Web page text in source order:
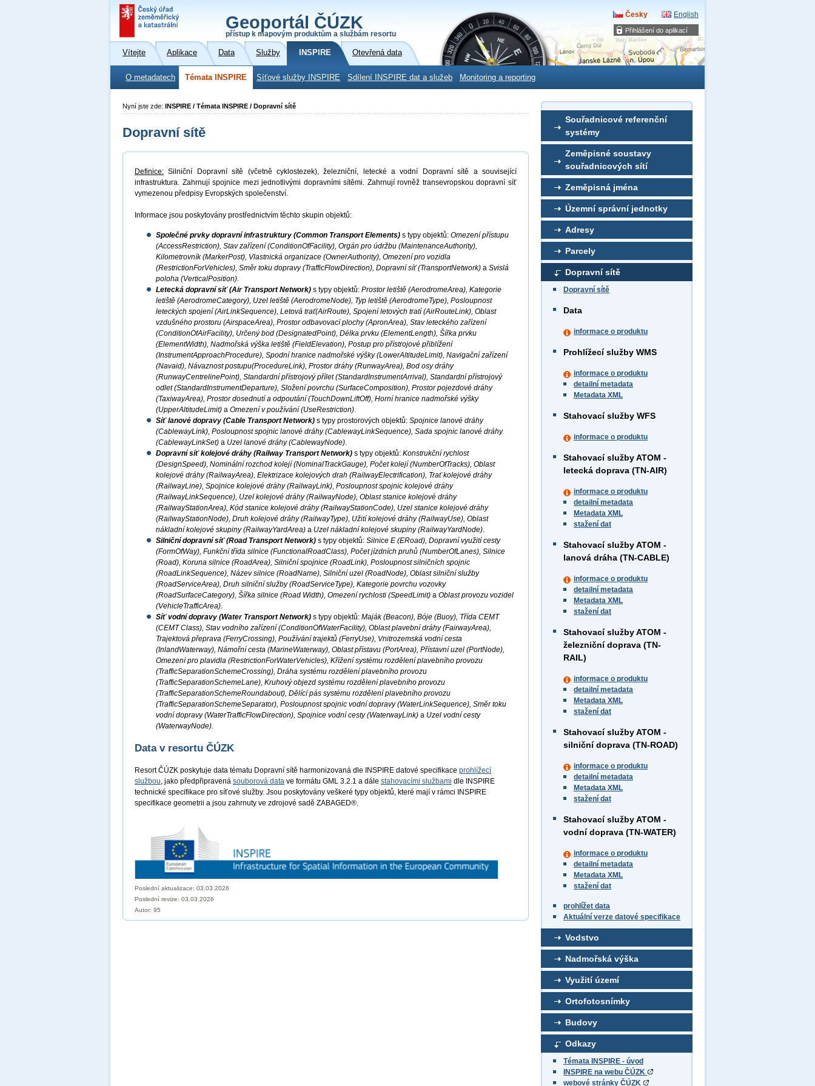
Přihlášení do aplikací
Geoportál ČÚZK
přístup k mapovým produktům a službám resortu
Česky English
Vítejte Aplikace Data Služby INSPIRE Otevřená data
O metadatech Témata INSPIRE Síťové služby INSPIRE Sdílení INSPIRE dat a služeb Monitoring a reporting
Souřadnicové referenční
systémy
Zeměpisné soustavy
souřadnicových sítí
Zeměpisná jména
Územní správní jednotky
Adresy
Parcely
Dopravní sítě
Dopravní sítě
Data
informace o produktu
Prohlížecí služby WMS
informace o produktu
detailní metadata
Metadata XML
Stahovací služby WFS
informace o produktu
Stahovací služby ATOM -
letecká doprava (TN-AIR)
informace o produktu
detailní metadata
Metadata XML
stažení dat
Stahovací služby ATOM -
lanová dráha (TN-CABLE)
informace o produktu
detailní metadata
Metadata XML
stažení dat
Stahovací služby ATOM -
železniční doprava (TN-
RAIL)
informace o produktu
detailní metadata
Metadata XML
stažení dat
Stahovací služby ATOM -
silniční doprava (TN-ROAD)
informace o produktu
detailní metadata
Metadata XML
stažení dat
Stahovací služby ATOM -
vodní doprava (TN-WATER)
informace o produktu
detailní metadata
Metadata XML
stažení dat
prohlížet data
Aktuální verze datové specifikace
Vodstvo
Nadmořská výška
Využití území
Ortofotosnímky
Budovy
Odkazy
Témata INSPIRE - úvod
INSPIRE na webu ČÚZK
webové stránky ČÚZK
Nyní jste zde: INSPIRE / Témata INSPIRE / Dopravní sítě
Dopravní sítě
Definice: Silniční Dopravní sítě (včetně cyklostezek), železniční, letecké a vodní Dopravní sítě a související
infrastruktura. Zahrnují spojnice mezi jednotlivými dopravními sítěmi. Zahrnují rovněž transevropskou dopravní síť
vymezenou předpisy Evropských společenství.
Informace jsou poskytovány prostřednictvím těchto skupin objektů:
Společné prvky dopravní infrastruktury (Common Transport Elements) s typy objektů: Omezení přístupu
(AccessRestriction), Stav zařízení (ConditionOfFacility), Orgán pro údržbu (MaintenanceAuthority),
Kilometrovník (MarkerPost), Vlastnická organizace (OwnerAuthority), Omezení pro vozidla
(RestrictionForVehicles), Směr toku dopravy (TrafficFlowDirection), Dopravní síť (TransportNetwork) a Svislá
poloha (VerticalPosition).
Letecká dopravní síť (Air Transport Network) s typy objektů: Prostor letiště (AerodromeArea), Kategorie
letiště (AerodromeCategory), Uzel letiště (AerodromeNode), Typ letiště (AerodromeType), Posloupnost
leteckých spojení (AirLinkSequence), Letová trať(AirRoute), Spojení letových tratí (AirRouteLink), Oblast
vzdušného prostoru (AirspaceArea), Prostor odbavovací plochy (ApronArea), Stav leteckého zařízení
(ConditionOfAirFacility), Určený bod (DesignatedPoint), Délka prvku (ElementLength), Šířka prvku
(ElementWidth), Nadmořská výška letiště (FieldElevation), Postup pro přístrojové přiblížení
(InstrumentApproachProcedure), Spodní hranice nadmořské výšky (LowerAltitudeLimit), Navigační zařízení
(Navaid), Návaznost postupu(ProcedureLink), Prostor dráhy (RunwayArea), Bod osy dráhy
(RunwayCentrelinePoint), Standardní přístrojový přílet (StandardInstrumentArrival), Standardní přístrojový
odlet (StandardInstrumentDeparture), Složení povrchu (SurfaceComposition), Prostor pojezdové dráhy
(TaxiwayArea), Prostor dosednutí a odpoutání (TouchDownLiftOff), Horní hranice nadmořské výšky
(UpperAltitudeLimit) a Omezení v používání (UseRestriction).
Síť lanové dopravy (Cable Transport Network) s typy prostorových objektů: Spojnice lanové dráhy
(CablewayLink), Posloupnost spojnic lanové dráhy (CablewayLinkSequence), Sada spojnic lanové dráhy
(CablewayLinkSet) a Uzel lanové dráhy (CablewayNode).
Dopravní síť kolejové dráhy (Railway Transport Network) s typy objektů: Konstrukční rychlost
(DesignSpeed), Nominální rozchod kolejí (NominalTrackGauge), Počet kolejí (NumberOfTracks), Oblast
kolejové dráhy (RailwayArea), Elektrizace kolejových drah (RailwayElectrification), Trať kolejové dráhy
(RailwayLine), Spojnice kolejové dráhy (RailwayLink), Posloupnost spojnic kolejové dráhy
(RailwayLinkSequence), Uzel kolejové dráhy (RailwayNode), Oblast stanice kolejové dráhy
(RailwayStationArea), Kód stanice kolejové dráhy (RailwayStationCode), Uzel stanice kolejové dráhy
(RailwayStationNode), Druh kolejové dráhy (RailwayType), Užití kolejové dráhy (RailwayUse), Oblast
nákladní kolejové skupiny (RailwayYardArea) a Uzel nákladní kolejové skupiny (RailwayYardNode).
Silniční dopravní síť (Road Transport Network) s typy objektů: Silnice E (ERoad), Dopravní využití cesty
(FormOfWay), Funkční třída silnice (FunctionalRoadClass), Počet jízdních pruhů (NumberOfLanes), Silnice
(Road), Koruna silnice (RoadArea), Silniční spojnice (RoadLink), Posloupnost silničních spojnic
(RoadLinkSequence), Název silnice (RoadName), Silniční uzel (RoadNode), Oblast silniční služby
(RoadServiceArea), Druh silniční služby (RoadServiceType), Kategorie povrchu vozovky
(RoadSurfaceCategory), Šířka silnice (Road Width), Omezení rychlosti (SpeedLimit) a Oblast provozu vozidel
(VehicleTrafficArea).
Síť vodní dopravy (Water Transport Network) s typy objektů: Maják (Beacon), Bóje (Buoy), Třída CEMT
(CEMT Class), Stav vodního zařízení (ConditionOfWaterFacility), Oblast plavební dráhy (FairwayArea),
Trajektová přeprava (FerryCrossing), Používání trajektů (FerryUse), Vnitrozemská vodní cesta
(InlandWaterway), Námořní cesta (MarineWaterway), Oblast přístavu (PortArea), Přístavní uzel (PortNode),
Omezení pro plavidla (RestrictionForWaterVehicles), Křížení systému rozdělení plavebního provozu
(TrafficSeparationSchemeCrossing), Dráha systému rozdělení plavebního provozu
(TrafficSeparationSchemeLane), Kruhový objezd systému rozdělení plavebního provozu
(TrafficSeparationSchemeRoundabout), Dělící pás systému rozdělení plavebního provozu
(TrafficSeparationSchemeSeparator), Posloupnost spojnic vodní dopravy (WaterLinkSequence), Směr toku
vodní dopravy (WaterTrafficFlowDirection), Spojnice vodní cesty (WaterwayLink) a Uzel vodní cesty
(WaterwayNode).
Data v resortu ČÚZK
Resort ČÚZK poskytuje data tématu Dopravní sítě harmonizovaná dle INSPIRE datové specifikace prohlížecí
službou, jako předpřipravená souborová data ve formátu GML 3.2.1 a dále stahovacími službami dle INSPIRE
technické specifikace pro síťové služby. Jsou poskytovány veškeré typy objektů, které mají v rámci INSPIRE
specifikace geometrii a jsou zahrnuty ve zdrojové sadě ZABAGED®.
Poslední aktualizace: 03.03.2026
Poslední revize: 03.03.2026
Autor: 95